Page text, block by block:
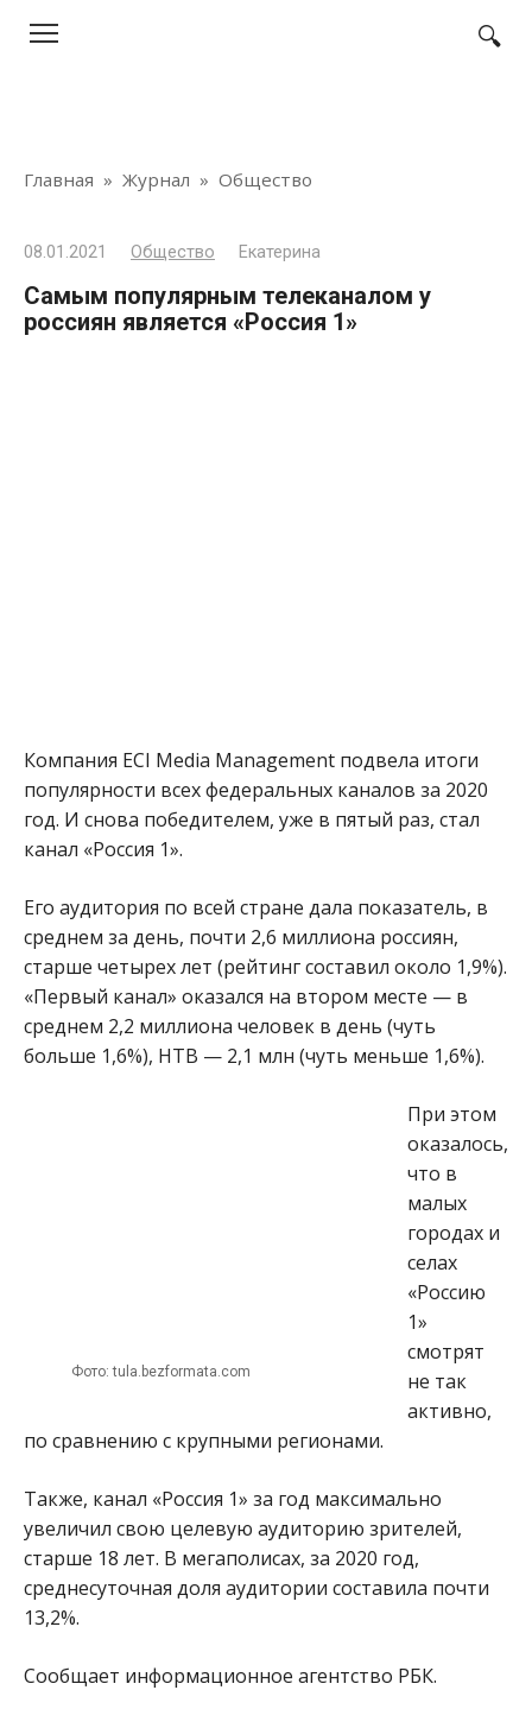
Главная » Журнал » Общество
08.01.2021 Общество Екатерина
Самым популярным телеканалом у
россиян является «Россия 1»
Компания ECI Media Management подвела итоги
популярности всех федеральных каналов за 2020
год. И снова победителем, уже в пятый раз, стал
канал «Россия 1».
Его аудитория по всей стране дала показатель, в
среднем за день, почти 2,6 миллиона россиян,
старше четырех лет (рейтинг составил около 1,9%).
«Первый канал» оказался на втором месте — в
среднем 2,2 миллиона человек в день (чуть
больше 1,6%), НТВ — 2,1 млн (чуть меньше 1,6%).
Фото: tula.bezformata.com
При этом
оказалось,
что в
малых
городах и
селах
«Россию
1»
смотрят
не так
активно,
по сравнению с крупными регионами.
Также, канал «Россия 1» за год максимально
увеличил свою целевую аудиторию зрителей,
старше 18 лет. В мегаполисах, за 2020 год,
среднесуточная доля аудитории составила почти
13,2%.
Сообщает информационное агентство РБК.